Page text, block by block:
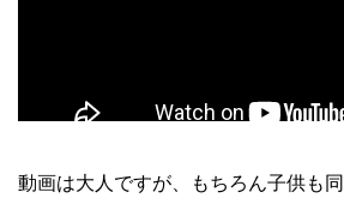
動画は大人ですが、もちろん子供も